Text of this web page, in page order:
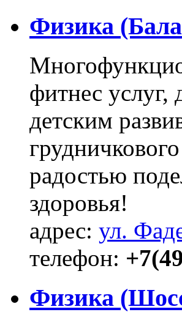
Физика
фитнес
детским
радостью
здоровья!
адрес: ул.
телефон:
Физика